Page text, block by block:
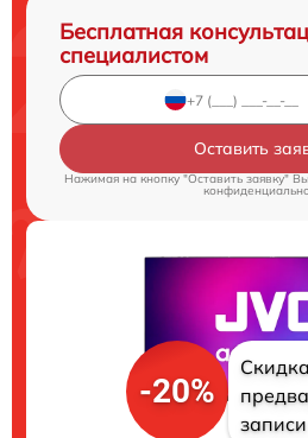
Бесплатная
специалистом
Оставить
Нажимая на кнопку "Оставить заявку"
-20%